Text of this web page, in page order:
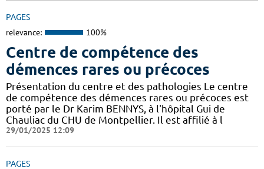
PAGES
relevance: 100%
Centre de compétence des
démences rares ou précoces
Présentation du centre et des pathologies Le centre
de compétence des démences rares ou précoces est
porté par le Dr Karim BENNYS, à l'hôpital Gui de
Chauliac du CHU de Montpellier. Il est affilié à l
29/01/2025 12:09
PAGES